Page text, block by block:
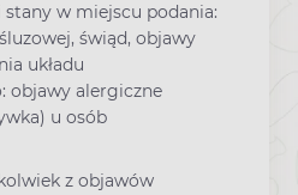
w miejscu podania:
świąd, objawy
układu
objawy alergiczne
u osób
z objawów